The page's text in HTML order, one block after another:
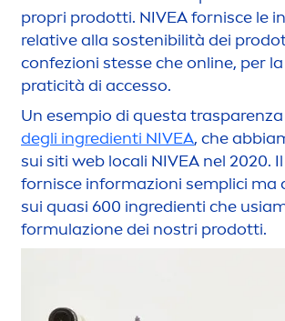
propri prodotti. NIVEAfornisce le
relative alla sostenibilità dei
confezioni stesse che online, per
praticità di accesso.
Un esempio di questa trasparenza
degli ingredienti NIVEA, che
sui siti web locali NIVEA nel 2020.
fornisce informazioni semplici ma
sui quasi 600 ingredienti che
formulazione dei nostri prodotti.